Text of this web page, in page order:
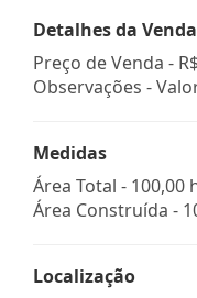
Detalhes da Venda
Preço de Venda -
Observações -
Medidas
Área Total - 100,00
Área Construída -
Localização